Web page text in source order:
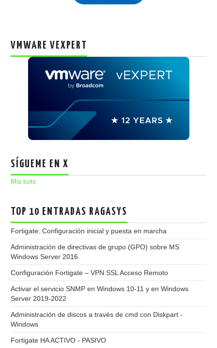
VMWARE VEXPERT
SÍGUEME EN X
Mis tuits
TOP 10 ENTRADAS RAGASYS
Fortigate: Configuración inicial y puesta en marcha
Administración de directivas de grupo (GPO) sobre MS
Windows Server 2016
Configuración Fortigate – VPN SSL Acceso Remoto
Activar el servicio SNMP en Windows 10-11 y en Windows
Server 2019-2022
Administración de discos a través de cmd con Diskpart -
Windows
Fortigate HA ACTIVO - PASIVO